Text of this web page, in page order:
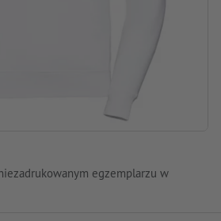
egzemplarzu w